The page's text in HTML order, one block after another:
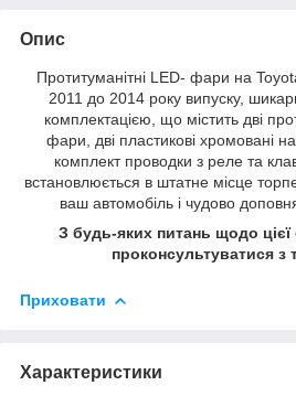
Опис
Протитуманітні LED- фари на
2011 до 2014 року випуску,
комплектацією, що містить дві
фари, дві пластикові хромовані
комплект проводки з реле та
встановлюється в штатне місце
ваш автомобіль і чудово
З будь-яких питань щодо
проконсультуватися з
Приховати
Характеристики